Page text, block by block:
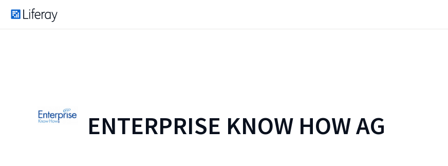
ENTERPRISE KNOW HOW AG